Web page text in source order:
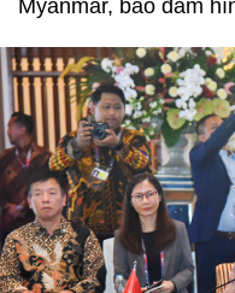
Myanmar, bảo đảm